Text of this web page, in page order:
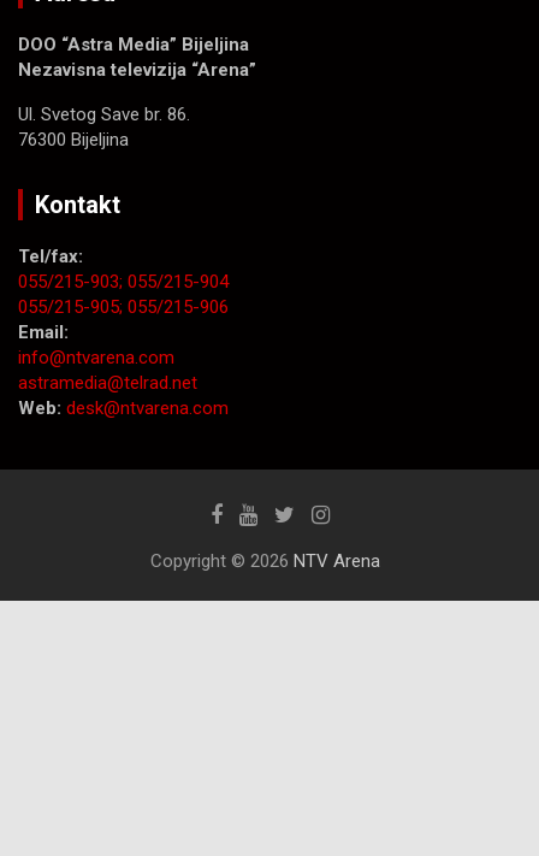
DOO “Astra Media” Bijeljina
Nezavisna televizija “Arena”
Ul. Svetog Save br. 86.
76300 Bijeljina
Kontakt
Tel/fax:
055/215-903; 055/215-904
055/215-905; 055/215-906
Email:
info@ntvarena.com
astramedia@telrad.net
Web: desk@ntvarena.com
Copyright © 2026 NTV Arena